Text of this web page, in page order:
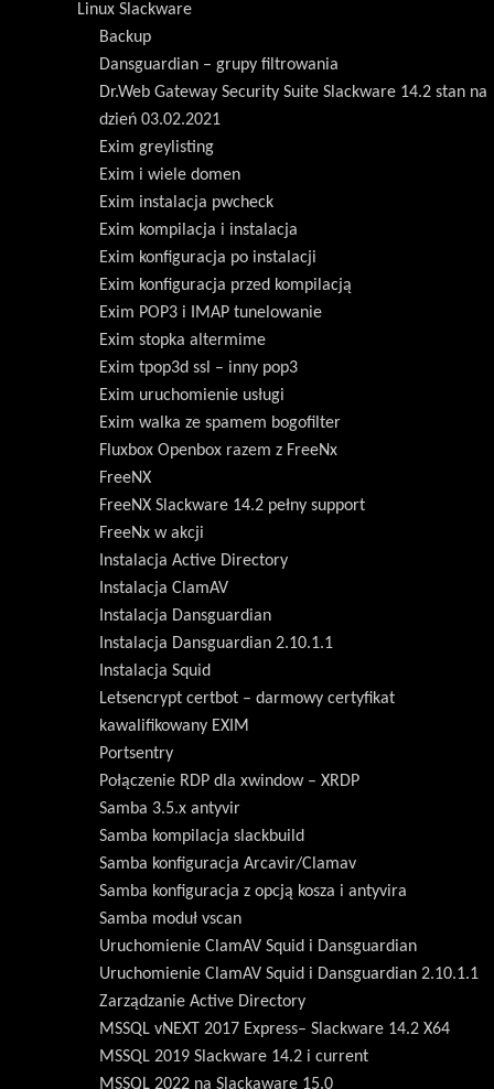
Linux Slackware
Backup
Dansguardian – grupy filtrowania
Dr.Web Gateway Security Suite Slackware 14.2 stan na
dzień 03.02.2021
Exim greylisting
Exim i wiele domen
Exim instalacja pwcheck
Exim kompilacja i instalacja
Exim konfiguracja po instalacji
Exim konfiguracja przed kompilacją
Exim POP3 i IMAP tunelowanie
Exim stopka altermime
Exim tpop3d ssl – inny pop3
Exim uruchomienie usługi
Exim walka ze spamem bogofilter
Fluxbox Openbox razem z FreeNx
FreeNX
FreeNX Slackware 14.2 pełny support
FreeNx w akcji
Instalacja Active Directory
Instalacja ClamAV
Instalacja Dansguardian
Instalacja Dansguardian 2.10.1.1
Instalacja Squid
Letsencrypt certbot – darmowy certyfikat
kawalifikowany EXIM
Portsentry
Połączenie RDP dla xwindow – XRDP
Samba 3.5.x antyvir
Samba kompilacja slackbuild
Samba konfiguracja Arcavir/Clamav
Samba konfiguracja z opcją kosza i antyvira
Samba moduł vscan
Uruchomienie ClamAV Squid i Dansguardian
Uruchomienie ClamAV Squid i Dansguardian 2.10.1.1
Zarządzanie Active Directory
MSSQL vNEXT 2017 Express– Slackware 14.2 X64
MSSQL 2019 Slackware 14.2 i current
MSSQL 2022 na Slackaware 15.0